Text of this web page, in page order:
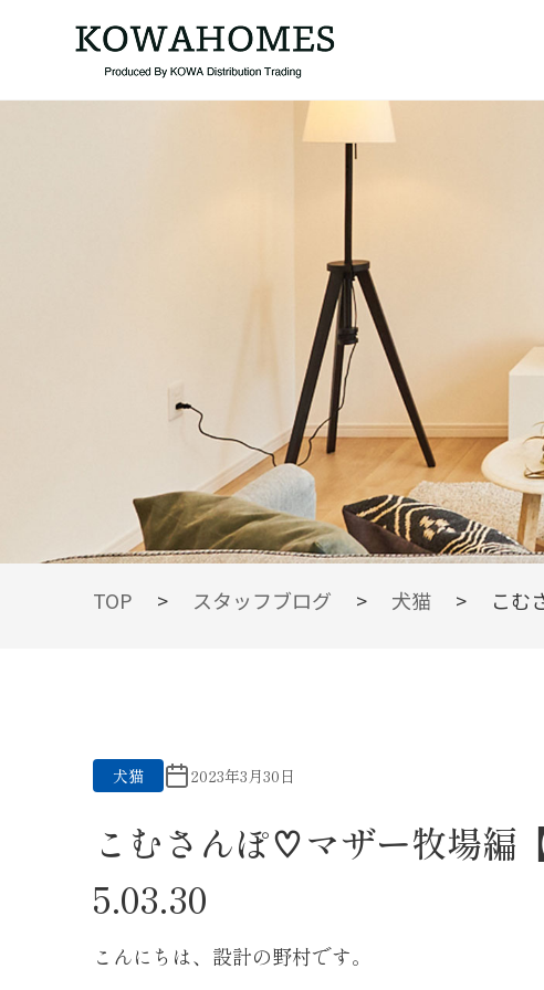
BLOG
TOP > スタッフブログ > 犬猫 > こむ
犬猫 2023年3月30日
こむさんぽ♡マザー牧場編
5.03.30
こんにちは、設計の野村です。